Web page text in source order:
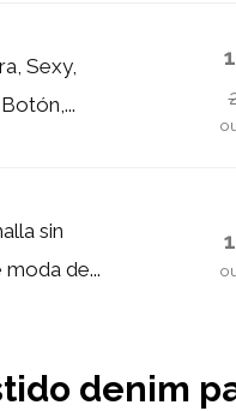
Sexy,
sin
de...
denim